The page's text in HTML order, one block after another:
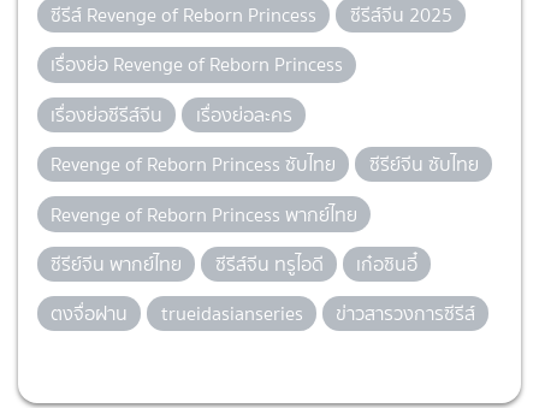
ซีรีส์ Revenge of Reborn Princess
ซีรีส์จีน 2025
เรื่องย่อ Revenge of Reborn Princess
เรื่องย่อซีรีส์จีน
เรื่องย่อละคร
Revenge of Reborn Princess ซับไทย
ซีรีย์จีน ซับไทย
Revenge of Reborn Princess พากย์ไทย
ซีรีย์จีน พากย์ไทย
ซีรีส์จีน ทรูไอดี
เก๋อซินอี๋
ตงจื่อฝาน
trueidasianseries ข่าวสารวงการซีรีส์